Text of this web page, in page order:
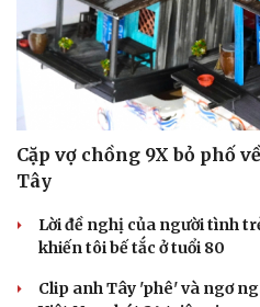
Doanh nghiệp
Thông tin doanh nghiệp
Doanh nghiệp 24h
Doanh nhân
Cặp vợ chồng 9X bỏ phố
Tây
Lời đề nghị của người tình
khiến tôi bế tắc ở tuổi 80
Clip anh Tây 'phê' và ngơ